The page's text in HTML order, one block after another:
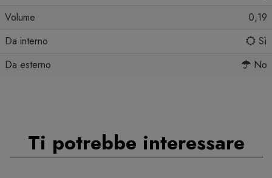
Volume
0,19
Da interno
Sì
Da esterno
No
Ti potrebbe interessare